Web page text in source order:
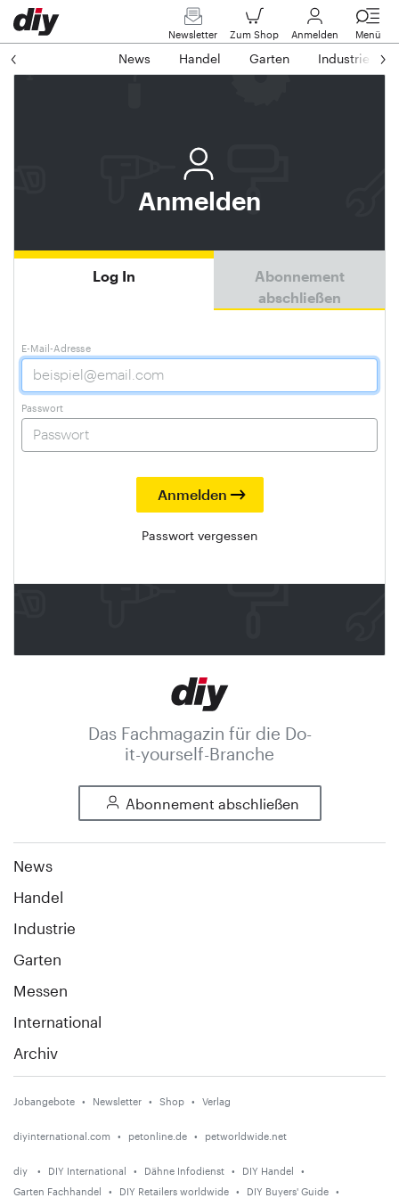
Newsletter Zum Shop Anmelden Menü
News Handel Garten Industrie
Anmelden
Log In
Abonnement
abschließen
E-Mail-Adresse
Passwort
Passwort vergessen
Das Fachmagazin für die Do-
it-yourself-Branche
Abonnement abschließen
News
Handel
Industrie
Garten
Messen
International
Archiv
Jobangebote Newsletter Shop Verlag
diyinternational.com petonline.de petworldwide.net
diy DIY International Dähne Infodienst
DIY Handel
Garten Fachhandel
DIY Retailers worldwide DIY Buyers' Guide